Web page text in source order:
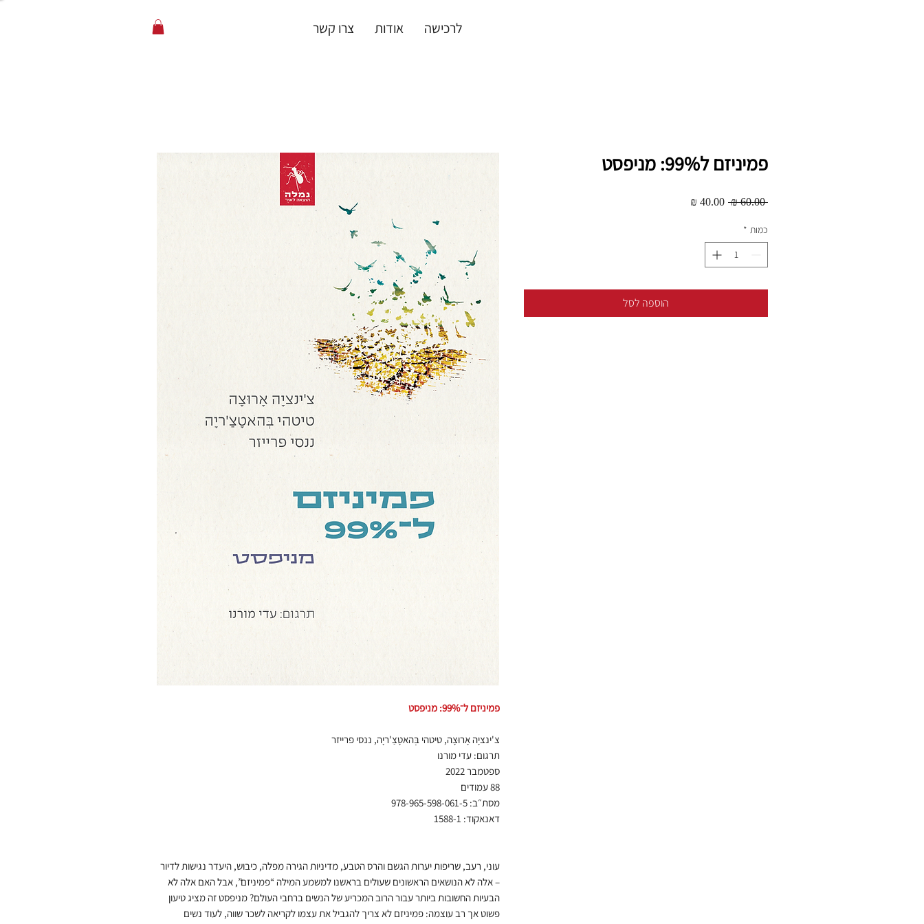
לרכישה אודות צרו קשר
פמיניזם ל־99%: מניפסט
צ'ינציָה אָרוּצָה, טיטהי בְּהאטָצַ'ריָה, ננסי פרייזר
תרגום: עדי מורנו
ספטמבר 2022
88 עמודים
מסת״ב: 978-965-598-061-5
דאנאקוד: 1588-1
עוני, רעב, שריפות יערות הגשם והרס הטבע, מדיניות הגירה מפלה, כיבוש, היעדר נגישות לדיור
– אלה לא הנושאים הראשונים שעולים בראשנו למשמע המילה “פמיניזם”, אבל האם אלה לא
הבעיות החשובות ביותר עבור הרוב המכריע של הנשים ברחבי העולם? מניפסט זה מציג טיעון
פשוט אך רב עוצמה: פמיניזם לא צריך להגביל את עצמו לקריאה לשכר שווה, לעוד נשים
פמיניזם ל99%: מניפסט
‏60.00 ‏₪
מחיר
כמות *
הוספה לסל